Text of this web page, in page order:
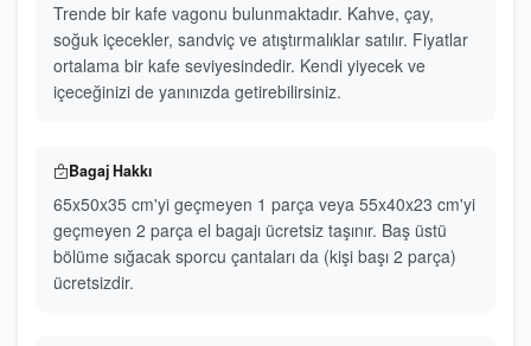
Trende bir kafe vagonu bulunmaktadır. Kahve, çay,
soğuk içecekler, sandviç ve atıştırmalıklar satılır. Fiyatlar
ortalama bir kafe seviyesindedir. Kendi yiyecek ve
içeceğinizi de yanınızda getirebilirsiniz.
Bagaj Hakkı
65x50x35 cm'yi geçmeyen 1 parça veya 55x40x23 cm'yi
geçmeyen 2 parça el bagajı ücretsiz taşınır. Baş üstü
bölüme sığacak sporcu çantaları da (kişi başı 2 parça)
ücretsizdir.